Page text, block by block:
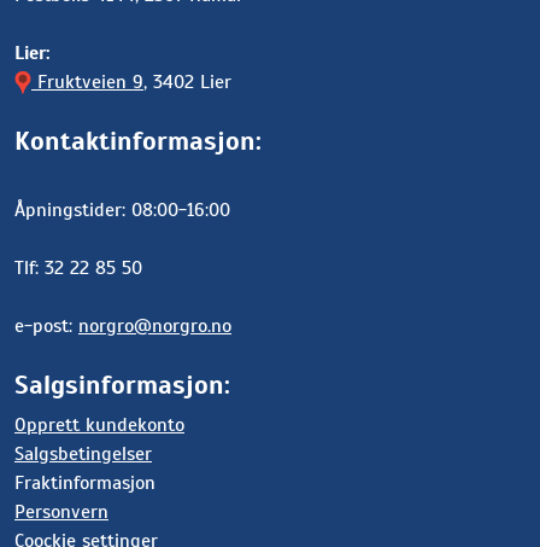
Lier:
Fruktveien 9, 3402 Lier
Kontaktinformasjon:
Åpningstider: 08:00-16:00
Tlf: 32 22 85 50
e-post: norgro@norgro.no
Salgsinformasjon:
Opprett kundekonto
Salgsbetingelser
Fraktinformasjon
Personvern
Coockie settinger